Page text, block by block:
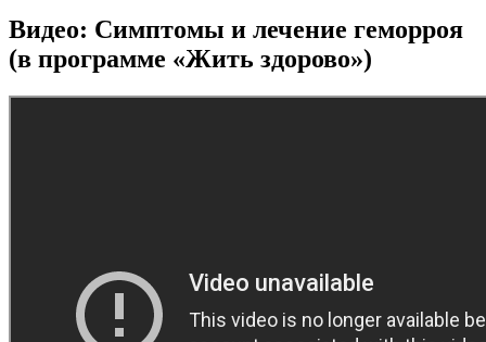
Видео: Симптомы и лечение геморроя
(в программе «Жить здорово»)